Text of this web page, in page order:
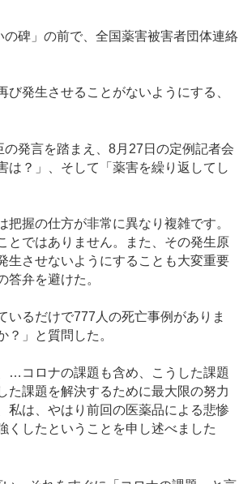
碑」の前で、全国薬害被害者団体連絡
発生させることがないようにする、
発言を踏まえ、8月27日の定例記者会
は？」、そして「薬害を繰り返してし
握の仕方が非常に異なり複雑です。
とではありません。また、その発生原
生させないようにすることも大変重要
弁を避けた。
るだけで777人の死亡事例がありま
」と質問した。
…コロナの課題も含め、こうした課題
た課題を解決するために最大限の努力
私は、やはり前回の医薬品による悲惨
くしたということを申し述べました